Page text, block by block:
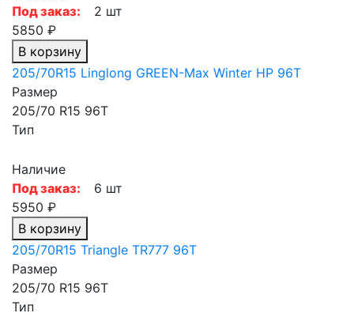
Под заказ:
2 шт
5850 ₽
В корзину
205/70R15 Linglong GREEN-Max Winter HP 96T
Размер
205/70 R15 96T
Тип
Наличие
Под заказ:
6 шт
5950 ₽
В корзину
205/70R15 Triangle TR777 96T
Размер
205/70 R15 96T
Тип